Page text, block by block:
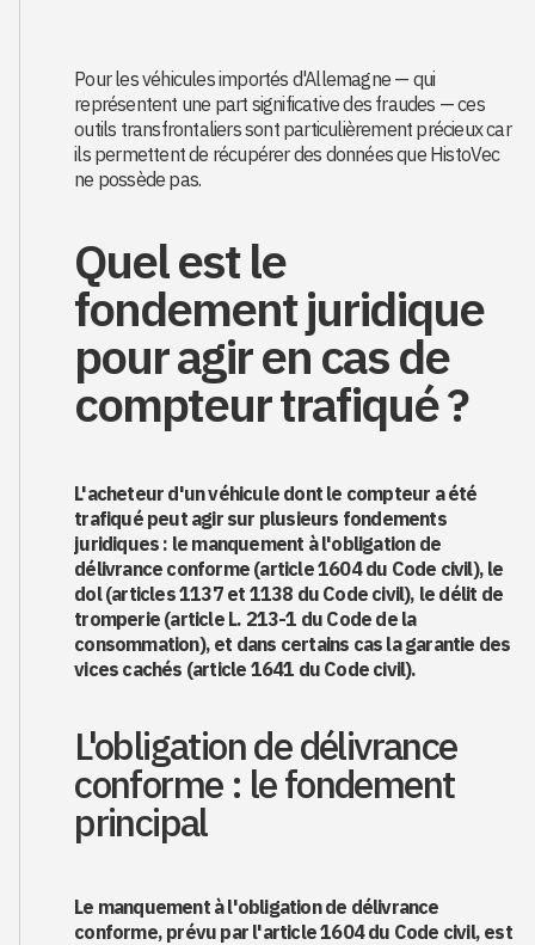
Pour les véhicules importés d'Allemagne — qui
représentent une part significative des fraudes — ces
outils transfrontaliers sont particulièrement précieux car
ils permettent de récupérer des données que HistoVec
ne possède pas.
Quel est le
fondement juridique
pour agir en cas de
compteur trafiqué ?
L'acheteur d'un véhicule dont le compteur a été
trafiqué peut agir sur plusieurs fondements
juridiques : le manquement à l'obligation de
délivrance conforme (article 1604 du Code civil), le
dol (articles 1137 et 1138 du Code civil), le délit de
tromperie (article L. 213-1 du Code de la
consommation), et dans certains cas la garantie des
vices cachés (article 1641 du Code civil).
L'obligation de délivrance
conforme : le fondement
principal
Le manquement à l'obligation de délivrance
conforme, prévu par l'article 1604 du Code civil, est